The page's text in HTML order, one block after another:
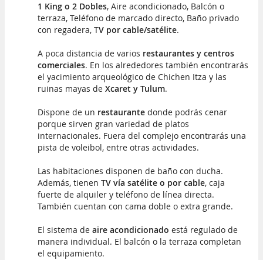
1 King o 2 Dobles, Aire acondicionado, Balcón o
terraza, Teléfono de marcado directo, Baño privado
con regadera, TV por cable/satélite.
A poca distancia de varios restaurantes y centros
comerciales. En los alrededores también encontrarás
el yacimiento arqueológico de Chichen Itza y las
ruinas mayas de Xcaret y Tulum.
Dispone de un restaurante donde podrás cenar
porque sirven gran variedad de platos
internacionales. Fuera del complejo encontrarás una
pista de voleibol, entre otras actividades.
Las habitaciones disponen de baño con ducha.
Además, tienen TV vía satélite o por cable, caja
fuerte de alquiler y teléfono de línea directa.
También cuentan con cama doble o extra grande.
El sistema de aire acondicionado está regulado de
manera individual. El balcón o la terraza completan
el equipamiento.